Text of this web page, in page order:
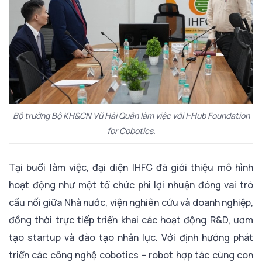
Bộ trưởng Bộ KH&CN Vũ Hải Quân làm việc với I-Hub Foundation
for Cobotics.
Tại buổi làm việc, đại diện IHFC đã giới thiệu mô hình
hoạt động như một tổ chức phi lợi nhuận đóng vai trò
cầu nối giữa Nhà nước, viện nghiên cứu và doanh nghiệp,
đồng thời trực tiếp triển khai các hoạt động R&D, ươm
tạo startup và đào tạo nhân lực. Với định hướng phát
triển các công nghệ cobotics – robot hợp tác cùng con